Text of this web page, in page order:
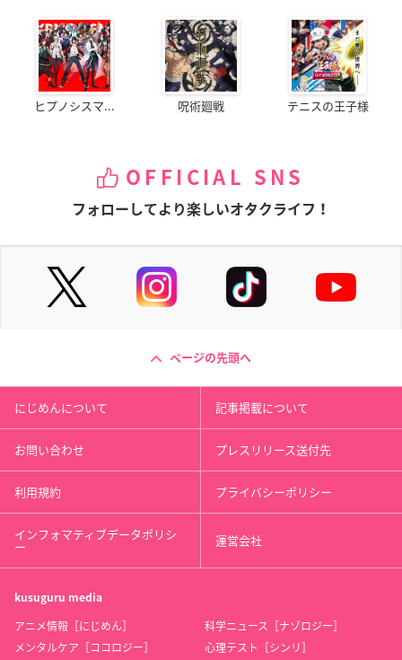
ヒプノシスマ... 呪術廻戦 テニスの王子様
OFFICIAL SNS
フォローしてより楽しいオタクライフ！
ページの先頭へ
にじめんについて 記事掲載について
お問い合わせ プレスリリース送付先
利用規約 プライバシーポリシー
インフォマティブデータポリシ
ー 運営会社
kusuguru media
アニメ情報［にじめん］
科学ニュース［ナゾロジー］
メンタルケア［ココロジー］
心理テスト［シンリ］